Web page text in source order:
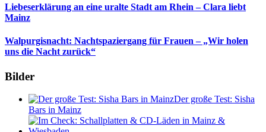
Liebeserklärung an eine uralte Stadt am Rhein – Clara liebt
Mainz
Walpurgisnacht: Nachtspaziergang für Frauen – „Wir holen
uns die Nacht zurück“
Bilder
Der große Test: Sisha
Bars in Mainz